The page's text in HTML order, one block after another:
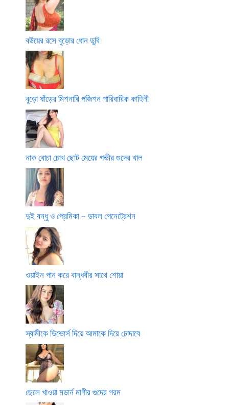
বউয়ের রসে বুড়োর ধোন ডুবি
বুড়ো ষাঁড়ের মিশনারি পজিশন পারিবারিক কাহিনী
নাক বোচা চোখ ছোট মেয়ের গভীর গুদের খাল
দুই বন্ধু ও প্রেমিকা – ডাবল পেনেট্রেশন
ওয়াইন পান করে বান্ধবীর সাথে শোয়া
স্বামীকে ডিভোর্স দিয়ে আমাকে দিয়ে চোদাবে
ছেলে খাওয়া মডার্ন মাগীর গুদের গরম